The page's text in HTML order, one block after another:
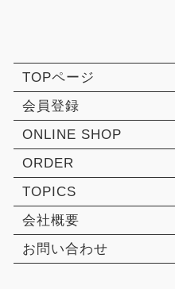
TOPページ
会員登録
ONLINE SHOP
ORDER
TOPICS
会社概要
お問い合わせ